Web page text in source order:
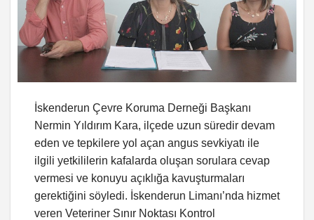
İskenderun Çevre Koruma Derneği Başkanı
Nermin Yıldırım Kara, ilçede uzun süredir devam
eden ve tepkilere yol açan angus sevkiyatı ile
ilgili yetkililerin kafalarda oluşan sorulara cevap
vermesi ve konuyu açıklığa kavuşturmaları
gerektiğini söyledi. İskenderun Limanı’nda hizmet
veren Veteriner Sınır Noktası Kontrol